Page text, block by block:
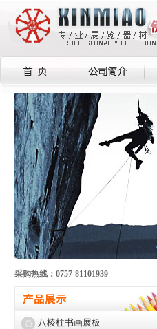
采购热线：0757-81101939
八棱柱书画展板